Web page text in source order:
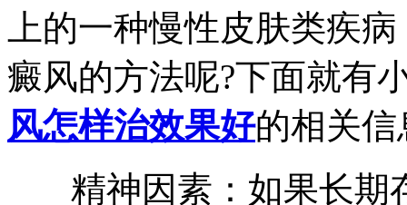
上的一种慢性皮肤类疾
癜风的方法呢?下面就有
风怎样治效果好的相关信
精神因素：如果长期